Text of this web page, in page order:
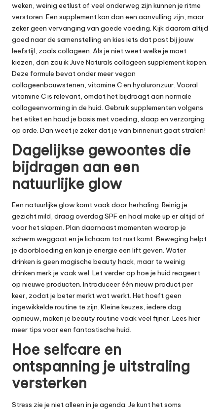
weken, weinig eetlust of veel onderweg zijn kunnen je ritme
verstoren. Een supplement kan dan een aanvulling zijn, maar
zeker geen vervanging van goede voeding. Kijk daarom altijd
goed naar de samenstelling en kies iets dat past bij jouw
leefstijl, zoals collageen. Als je niet weet welke je moet
kiezen, dan zou ikJuve Naturals collageen supplement kopen.
Deze formule bevat onder meer vegan
collageenbouwstenen, vitamine C en hyaluronzuur. Vooral
vitamine C is relevant, omdat het bijdraagt aan normale
collageenvorming in de huid. Gebruik supplementen volgens
het etiket en houd je basis met voeding, slaap en verzorging
op orde. Dan weet je zeker dat je van binnenuit gaat stralen!
Dagelijkse gewoontes die
bijdragen aan een
natuurlijke glow
Een natuurlijke glow komt vaak door herhaling. Reinig je
gezicht mild, draag overdag SPF en haal make up er altijd af
voor het slapen. Plan daarnaast momenten waarop je
scherm weggaat en je lichaam tot rust komt. Beweging helpt
je doorbloeding en kan je energie een lift geven. Water
drinken is geen magische beauty hack, maar te weinig
drinken merk je vaak wel. Let verder op hoe je huid reageert
op nieuwe producten. Introduceer één nieuw product per
keer, zodat je beter merkt wat werkt. Het hoeft geen
ingewikkelde routine te zijn. Kleine keuzes, iedere dag
opnieuw, maken je beauty routine vaak veel fijner. Lees hier
meer tips voor een fantastische huid.
Hoe selfcare en
ontspanning je uitstraling
versterken
Stress zie je niet alleen in je agenda. Je kunt het soms